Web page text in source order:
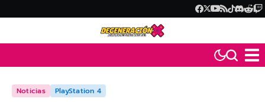
Noticias PlayStation 4